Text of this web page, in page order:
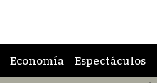
Economía Espectáculos